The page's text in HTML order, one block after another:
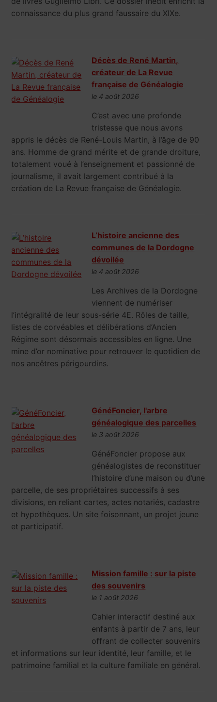
connaissance du plus grand faussaire du XIXe.
Décès de René Martin,
créateur de La Revue
française de Généalogie
le 4 août 2026
C’est avec une profonde
tristesse que nous avons
appris le décès de René-Louis Martin, à l’âge de 90
ans. Homme de grand mérite et de grande droiture,
totalement voué à l’enseignement et passionné de
journalisme, il avait largement contribué à la
création de La Revue française de Généalogie.
L’histoire ancienne des
communes de la Dordogne
dévoilée
le 4 août 2026
Les Archives de la Dordogne
viennent de numériser
l’intégralité de leur sous-série 4E. Rôles de taille,
listes de corvéables et délibérations d’Ancien
Régime sont désormais accessibles en ligne. Une
mine d’or nominative pour retrouver le quotidien de
nos ancêtres périgourdins.
GénéFoncier, l'arbre
généalogique des parcelles
le 3 août 2026
GénéFoncier propose aux
généalogistes de reconstituer
l’histoire d’une maison ou d’une
parcelle, de ses propriétaires successifs à ses
divisions, en reliant cartes, actes notariés, cadastre
et hypothèques. Un site foisonnant, un projet jeune
et participatif.
Mission famille : sur la piste
des souvenirs
le 1 août 2026
Cahier interactif destiné aux
enfants à partir de 7 ans, leur
offrant de collecter souvenirs
et informations sur leur identité, leur famille, et le
patrimoine familial et la culture familiale en général.